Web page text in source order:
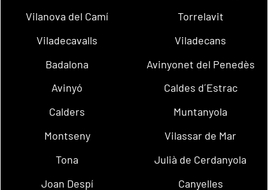
Vilanova del Camí
Torrelavit
Viladecavalls
Viladecans
Badalona
Avinyonet del Penedès
Avinyó
Caldes d´Estrac
Calders
Muntanyola
Montseny
Vilassar de Mar
Tona
Julià de Cerdanyola
Joan Despí
Canyelles